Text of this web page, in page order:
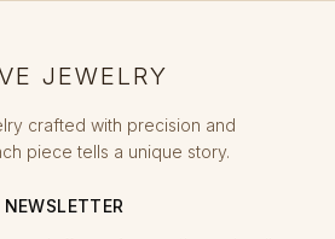
JEWELRY
crafted with precision and
piece tells a unique story.
NEWSLETTER